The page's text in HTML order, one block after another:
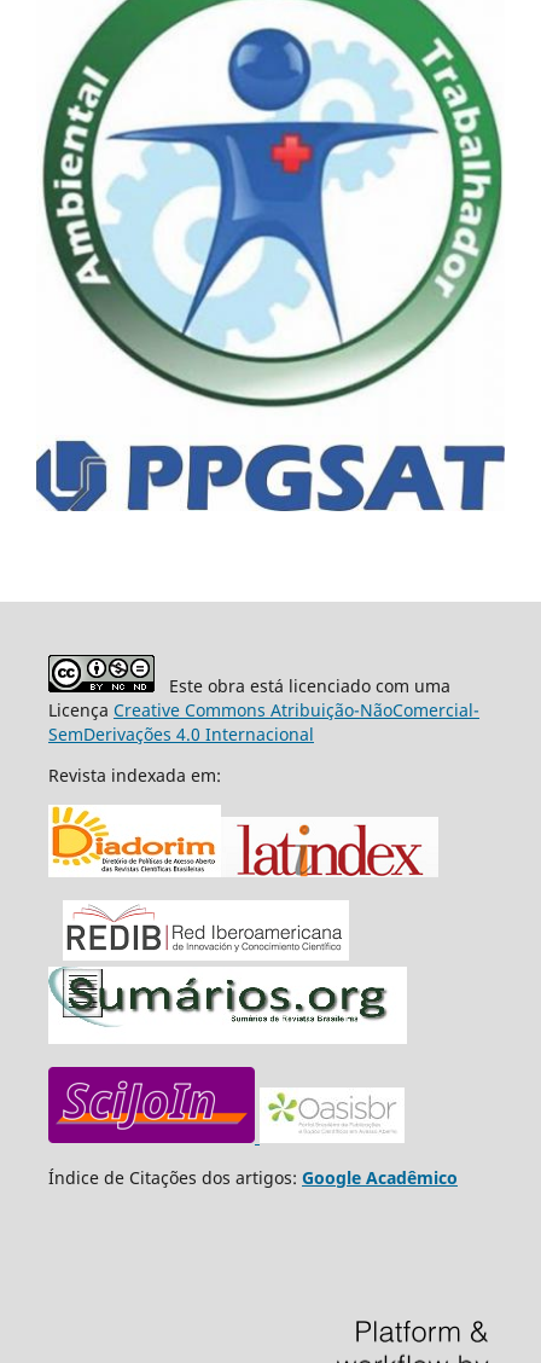
Este obra está licenciado com uma
Licença Creative Commons Atribuição-NãoComercial-
SemDerivações 4.0 Internacional
Revista indexada em:
Índice de Citações dos artigos: Google Acadêmico